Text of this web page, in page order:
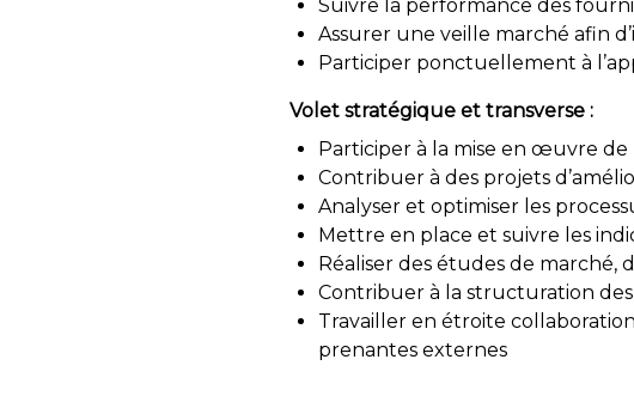
Suivre la performance des
Assurer une veille marché afin
Participer ponctuellement à
Volet stratégique et transverse :
Participer à la mise en œuvre de
Contribuer à des projets
Analyser et optimiser les
Mettre en place et suivre les
Réaliser des études de marché,
Contribuer à la structuration
Travailler en étroite
prenantes externes